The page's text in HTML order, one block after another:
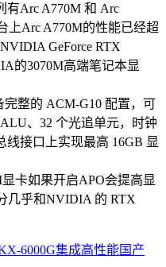
有Arc A770M 和 Arc
上Arc A770M的性能已经超
GeForce RTX
的3070M高端笔记本显
整的 ACM-G10 配置，可
、32 个光追单元，时钟
线接口上实现最高 16GB 显
卡如果开启APO会提高显
几乎和NVIDIA 的 RTX
6000G集成高性能国产